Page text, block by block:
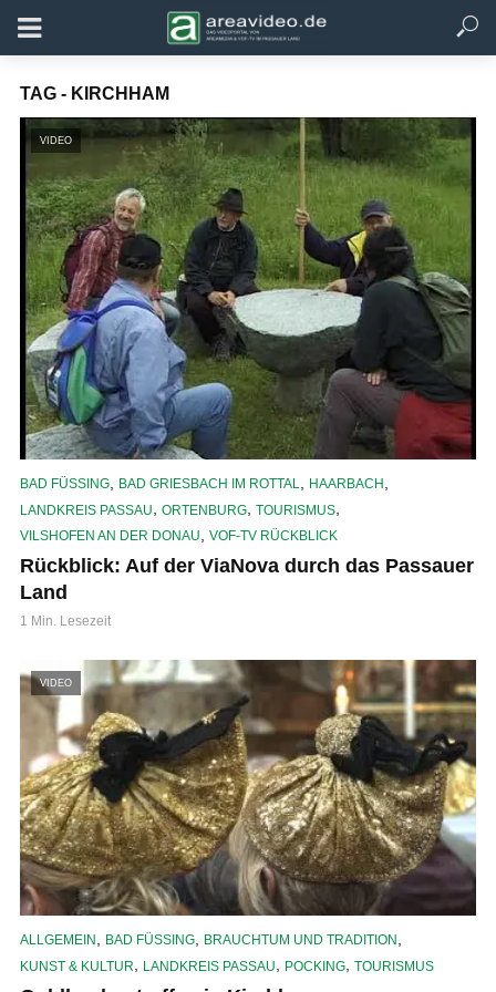
TAG - KIRCHHAM
VIDEO
BAD FÜSSING BAD GRIESBACH IM ROTTAL HAARBACH
LANDKREIS PASSAU, ORTENBURG, TOURISMUS,
VILSHOFEN AN DER DONAU VOF-TV RÜCKBLICK
Rückblick: Auf der ViaNova durch das Passauer
Land
1 Min. Lesezeit
VIDEO
ALLGEMEIN BAD FÜSSING BRAUCHTUM UND TRADITION
KUNST & KULTUR, LANDKREIS PASSAU, POCKING, TOURISMUS